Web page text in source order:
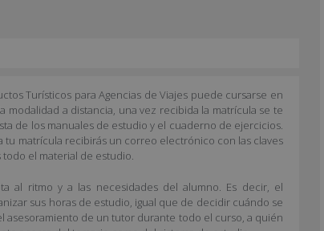
Turísticos para Agencias de Viajes puede cursarse en
modalidad a distancia, una vez recibida la matrícula se te
de los manuales de estudio y el cuaderno de ejercicios.
tu matrícula recibirás un correo electrónico con las claves
el material de estudio.
al ritmo y a las necesidades del alumno. Es decir, el
sus horas de estudio, igual que de decidir cuándo se
asesoramiento de un tutor durante todo el curso, a quién